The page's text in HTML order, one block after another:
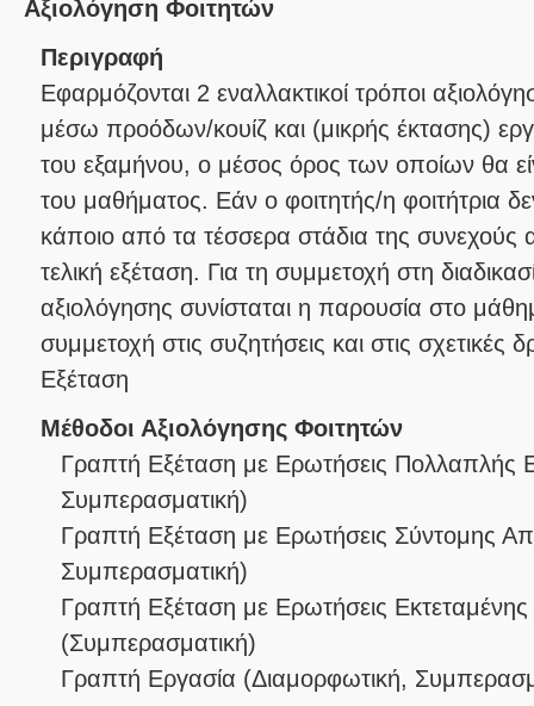
Αξιολόγηση Φοιτητών
Περιγραφή
Εφαρμόζονται 2 εναλλακτικοί τρόποι
μέσω προόδων/κουίζ και (μικρής έκτασης)
του εξαμήνου, ο μέσος όρος των οποίων θα
του μαθήματος. Εάν ο φοιτητής/η φοιτήτρια
κάποιο από τα τέσσερα στάδια της συνεχούς
τελική εξέταση. Για τη συμμετοχή στη
αξιολόγησης συνίσταται η παρουσία στο
συμμετοχή στις συζητήσεις και στις σχετικές
Εξέταση
Μέθοδοι Αξιολόγησης Φοιτητών
Γραπτή Εξέταση με Ερωτήσεις Πολλαπλής
Συμπερασματική)
Γραπτή Εξέταση με Ερωτήσεις Σύντομης
Συμπερασματική)
Γραπτή Εξέταση με Ερωτήσεις
(Συμπερασματική)
Γραπτή Εργασία (Διαμορφωτική,